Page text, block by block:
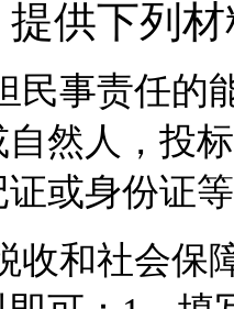
供下列
民事责任的
然人，投
或身份证
收和社会保